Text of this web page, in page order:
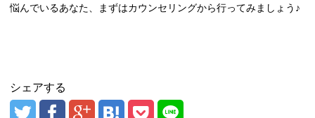
悩んでいるあなた、まずはカウンセリングから行ってみましょう♪
シェアする